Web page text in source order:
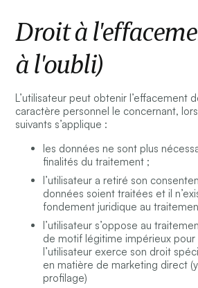
Droit à
à l'oubli)
L’utilisateur peut obtenir l’effacement
caractère personnel le concernant,
suivants s’applique :
les données ne sont plus
finalités du traitement ;
l’utilisateur a retiré son
données soient traitées et il
fondement juridique au
l’utilisateur s’oppose au
de motif légitime impérieux
l’utilisateur exerce son droit
en matière de marketing direct
profilage)